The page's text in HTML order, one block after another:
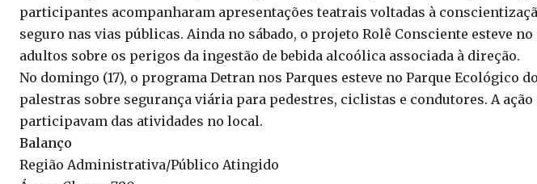
participantes acompanharam apresentações teatrais voltadas à
seguro nas vias públicas. Ainda no sábado, o projeto Rolê Consciente esteve
adultos sobre os perigos da ingestão de bebida alcoólica associada à direção.
No domingo (17), o programa Detran nos Parques esteve no Parque Ecológico
palestras sobre segurança viária para pedestres, ciclistas e condutores. A ação
participavam das atividades no local.
Balanço
Região Administrativa/Público Atingido